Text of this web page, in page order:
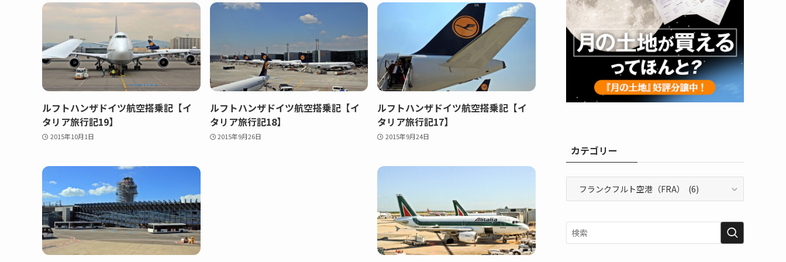
ルフトハンザドイツ航空搭乗記【イ
タリア旅行記19】
2015年10月1日
ルフトハンザドイツ航空搭乗記【イ
タリア旅行記18】
2015年9月26日
ルフトハンザドイツ航空搭乗記【イ
タリア旅行記17】
2015年9月24日
カテゴリー
リ
ー